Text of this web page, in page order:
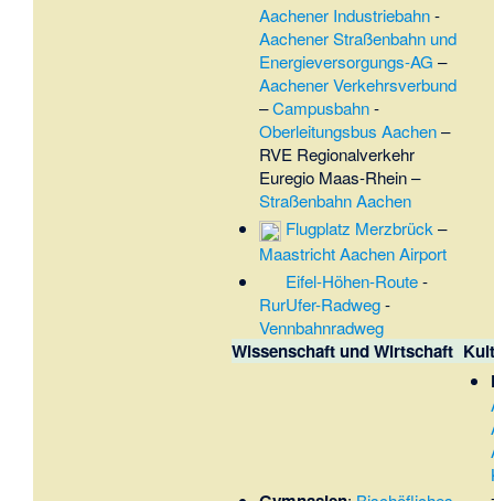
Aachener Industriebahn-
Aachener Straßenbahn und
Energieversorgungs-AG –
Aachener Verkehrsverbund
–Campusbahn-
Oberleitungsbus Aachen–
RVE Regionalverkehr
Euregio Maas-Rhein–
Straßenbahn Aachen
Flugplatz Merzbrück–
Maastricht Aachen Airport
Eifel-Höhen-Route-
RurUfer-Radweg-
Vennbahnradweg
Wissenschaft und Wirtschaft